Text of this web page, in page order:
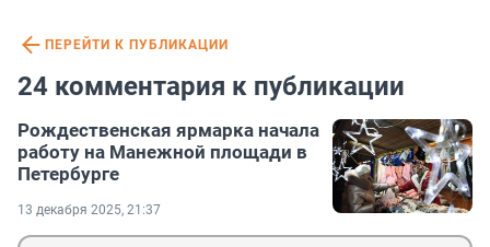
ПЕРЕЙТИ К ПУБЛИКАЦИИ
24 комментария к публикации
Рождественская ярмарка начала
работу на Манежной площади в
Петербурге
13 декабря 2025, 21:37